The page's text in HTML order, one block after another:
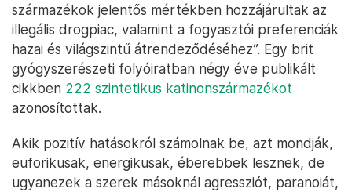
származékok jelentős mértékben hozzájárultak az
illegális drogpiac, valamint a fogyasztói preferenciák
hazai és világszintű átrendeződéséhez”. Egy brit
gyógyszerészeti folyóiratban négy éve publikált
cikkben 222 szintetikus katinonszármazékot
azonosítottak.
Akik pozitív hatásokról számolnak be, azt mondják,
euforikusak, energikusak, éberebbek lesznek, de
ugyanezek a szerek másoknál agressziót, paranoiát,